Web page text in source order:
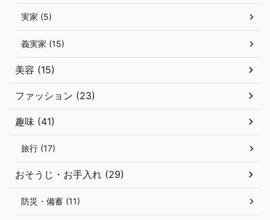
実家 (5)
義実家 (15)
美容 (15)
ファッション (23)
趣味 (41)
旅行 (17)
おそうじ・お手入れ (29)
防災・備蓄 (11)